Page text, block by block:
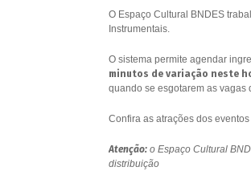
O Espaço Cultural BNDES
Instrumentais.
O sistema permite agendar
minutos de variação neste
quando se esgotarem as vagas
Confira as atrações dos eventos
Atenção:o Espaço Cultural
distribuição